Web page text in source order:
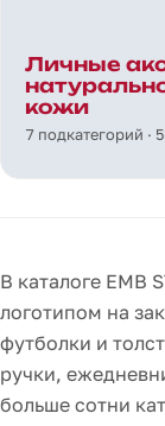
Личные
кожи
7 подкатегорий ·
В каталоге EMB
логотипом на
футболки и
ручки,
больше сотни